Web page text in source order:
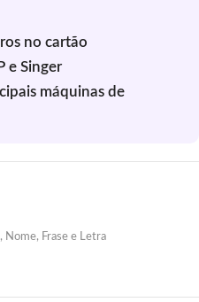
, Nome, Frase e Letra